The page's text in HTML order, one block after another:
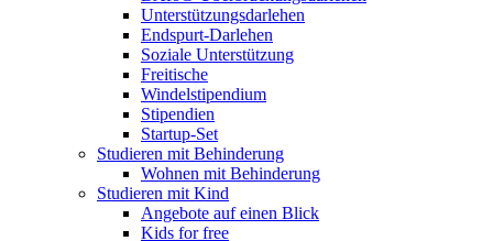
Unterstützungsdarlehen
Endspurt-Darlehen
Soziale Unterstützung
Freitische
Windelstipendium
Stipendien
Startup-Set
Studieren mit Behinderung
Wohnen mit Behinderung
Studieren mit Kind
Angebote auf einen Blick
Kids for free